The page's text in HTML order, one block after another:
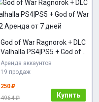
God of War Ragnorok + DLC
Valhalla PS4|PS5 + God of
War П2 Аренда от 7 дней
Аренда аккаунтов
19 продаж
250 ₽
4964 ₽
Купить